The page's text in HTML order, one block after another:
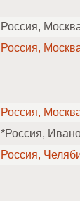
Россия,
Россия,
Россия,
*Россия,
Россия,